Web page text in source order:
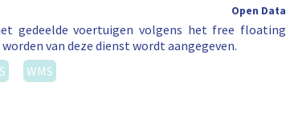
Open Data
gedeelde voertuigen volgens het free floating
van deze dienst wordt aangegeven.
WMS